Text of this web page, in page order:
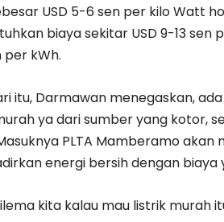
USD 5-6 sen per kilo Watt
biaya sekitar USD 9-13 sen
per kWh.
itu, Darmawan menegaskan,
ya dari sumber yang kotor,
PLTA Mamberamo
energi bersih dengan biaya
kita kalau mau listrik murah